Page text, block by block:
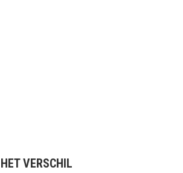
VERSCHIL